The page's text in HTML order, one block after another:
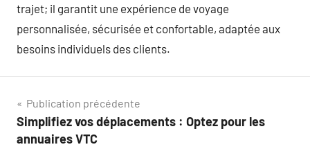
trajet; il garantit une expérience de voyage
personnalisée, sécurisée et confortable, adaptée aux
besoins individuels des clients.
Navigation
de
Publication précédente
Simplifiez vos déplacements : Optez pour les
annuaires VTC